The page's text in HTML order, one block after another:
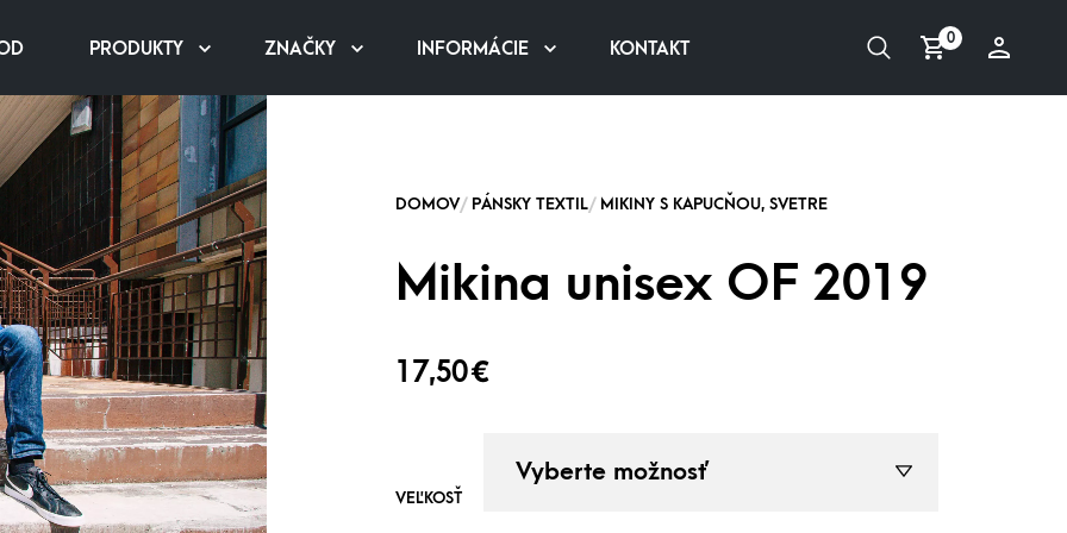
PRODUKTY ZNAČKY INFORMÁCIE KONTAKT 0
Mikina unisex OF 2019
17,50€
VEĽKOSŤ